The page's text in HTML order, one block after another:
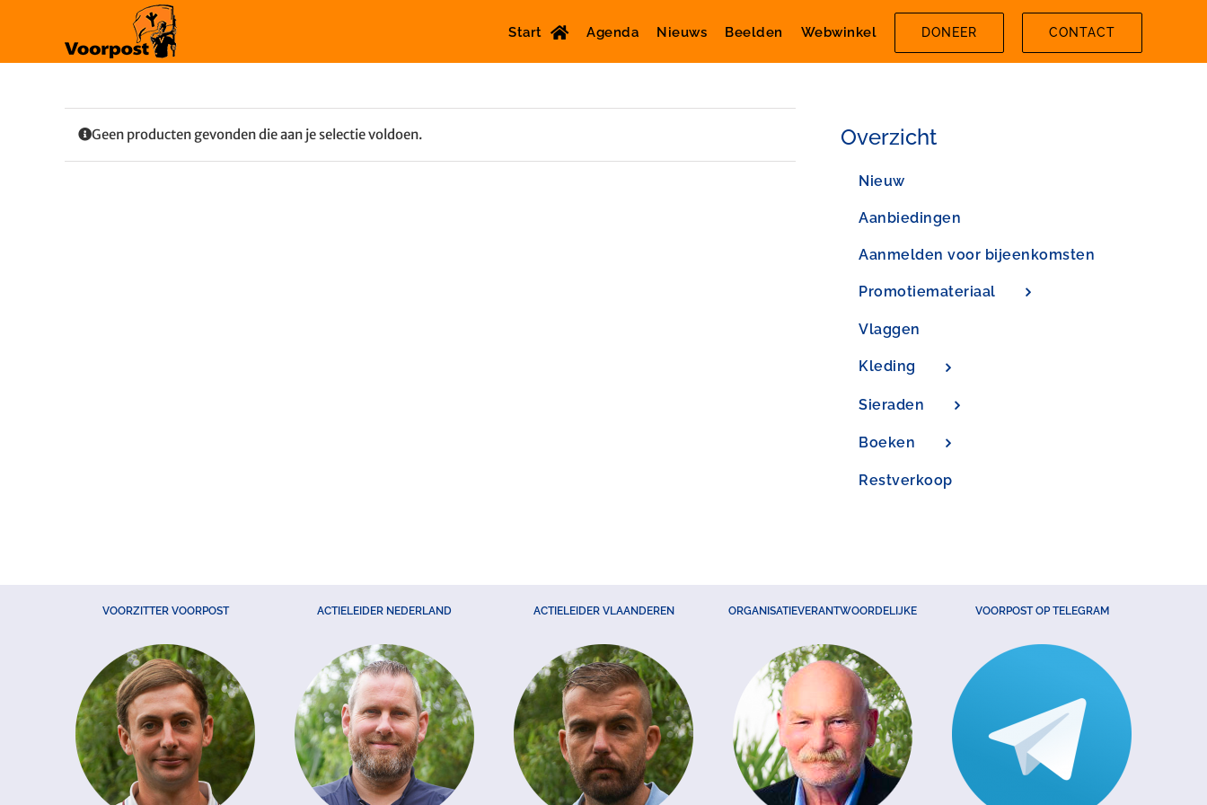
Start Agenda Nieuws Beelden Webwinkel DONEER CONTACT
Geen producten gevonden die aan je selectie voldoen. Overzicht
Nieuw
Aanbiedingen
Aanmelden voor bijeenkomsten
Promotiemateriaal
Vlaggen
Kleding
Sieraden
Boeken
Restverkoop
VOORZITTER VOORPOST ACTIELEIDER NEDERLAND ACTIELEIDER VLAANDEREN ORGANISATIEVERANTWOORDELIJKE VOORPOST OP TELEGRAM